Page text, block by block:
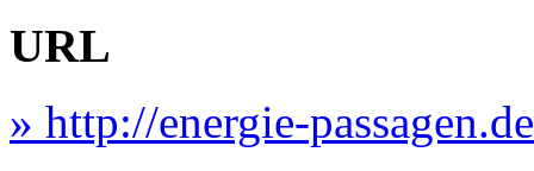
URL
» http://energie-passagen.de